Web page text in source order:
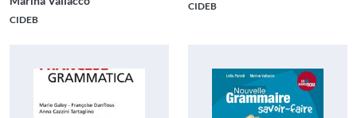
CIDEB
CIDEB